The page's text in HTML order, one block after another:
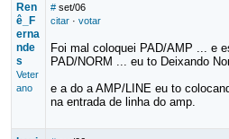
Ren
ê_F
erna
nde
s
Veter
ano
# set/06
citar· votar
Foi mal coloquei PAD/AMP ... e
PAD/NORM ... eu to Deixando
e a do a AMP/LINE eu to
na entrada de linha do amp.